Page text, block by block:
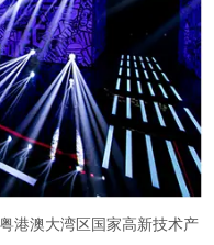
澳大湾区国家高新技术产